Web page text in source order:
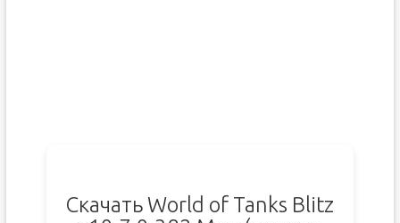
Скачать World of Tanks Blitz